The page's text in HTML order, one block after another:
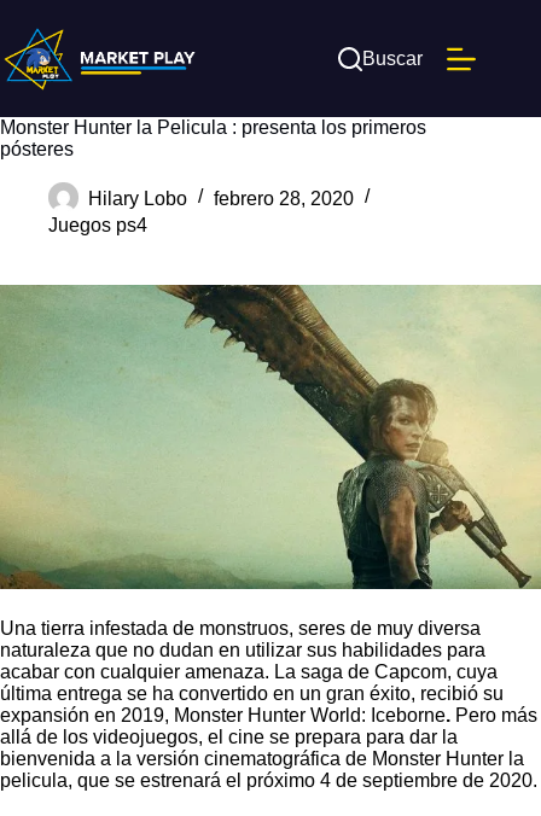
contenido
Buscar
Monster Hunter la Pelicula : presenta los primeros
pósteres
Hilary Lobo
febrero 28, 2020
Juegos ps4
Una tierra infestada de monstruos, seres de muy diversa
naturaleza que no dudan en utilizar sus habilidades para
acabar con cualquier amenaza. La saga de Capcom, cuya
última entrega se ha convertido en un gran éxito, recibió su
expansión en 2019, Monster Hunter World: Iceborne. Pero más
allá de los videojuegos, el cine se prepara para dar la
bienvenida a la versión cinematográfica de Monster Hunter la
pelicula, que se estrenará el próximo 4 de septiembre de 2020.